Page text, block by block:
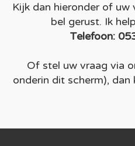
Kijk dan hieronder of uw
bel gerust. Ik
Telefoon:
Of stel uw vraag via
onderin dit scherm),